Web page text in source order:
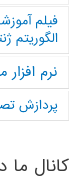
فیلم
الگوریتم
نرم
پردازش
کانال ما